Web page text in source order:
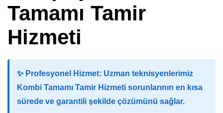
Tamamı Tamir
Hizmeti
✨ Profesyonel Hizmet: Uzman teknisyenlerimiz
Kombi Tamamı Tamir Hizmeti sorunlarının en kısa
sürede ve garantili şekilde çözümünü sağlar.